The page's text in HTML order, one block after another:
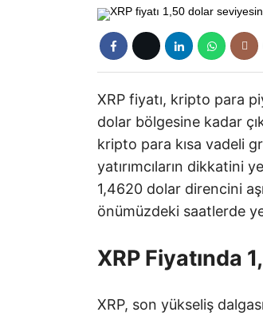
XRP fiyatı, kripto para
dolar bölgesine kadar
kripto para kısa vadeli
yatırımcıların dikkatini
1,4620 dolar direncini
önümüzdeki saatlerde
XRP Fiyatında
XRP, son yükseliş